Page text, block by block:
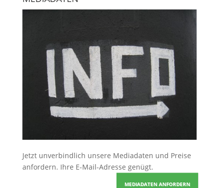
Jetzt unverbindlich unsere Mediadaten und Preise
anfordern. Ihre E-Mail-Adresse genügt.
MEDIADATEN ANFORDERN